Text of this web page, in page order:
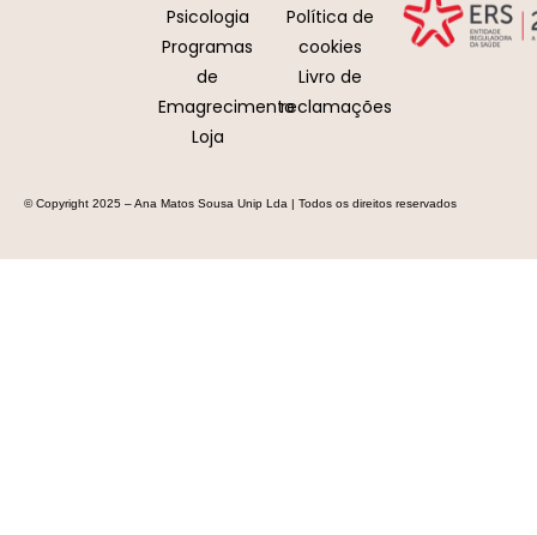
Psicologia
Programas
de
Emagrecimento
Loja
Política de
cookies
Livro de
reclamações
© Copyright 2025 – Ana Matos Sousa Unip Lda | Todos os direitos reservados